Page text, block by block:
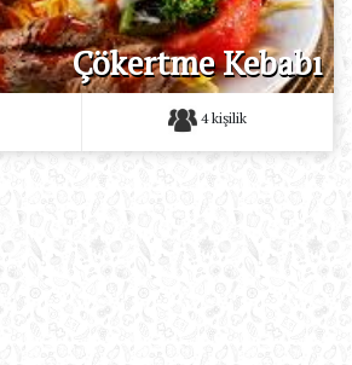
Çökertme Kebabı
4 kişilik